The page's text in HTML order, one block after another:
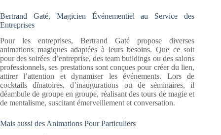
Bertrand Gaté, Magicien Événementiel au Service des
Entreprises
Pour les entreprises, Bertrand Gaté propose diverses
animations magiques adaptées à leurs besoins. Que ce soit
pour des soirées d’entreprise, des team buildings ou des salons
professionnels, ses prestations sont conçues pour créer du lien,
attirer l’attention et dynamiser les événements. Lors de
cocktails dînatoires, d’inaugurations ou de séminaires, il
déambule de groupe en groupe, réalisant des tours de magie et
de mentalisme, suscitant émerveillement et conversation.
Mais aussi des Animations Pour Particuliers